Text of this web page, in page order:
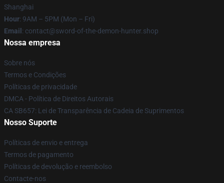
Shanghai
Hour: 9AM – 5PM (Mon – Fri)
Email : contact@sword-of-the-demon-hunter.shop
Nossa empresa
Sobre nós
Termos e Condições
Políticas de privacidade
DMCA - Política de Direitos Autorais
CA SB657: Lei de Transparência de Cadeia de Suprimentos
Nosso Suporte
Políticas de envio e entrega
Termos de pagamento
Políticas de devolução e reembolso
Contacte-nos